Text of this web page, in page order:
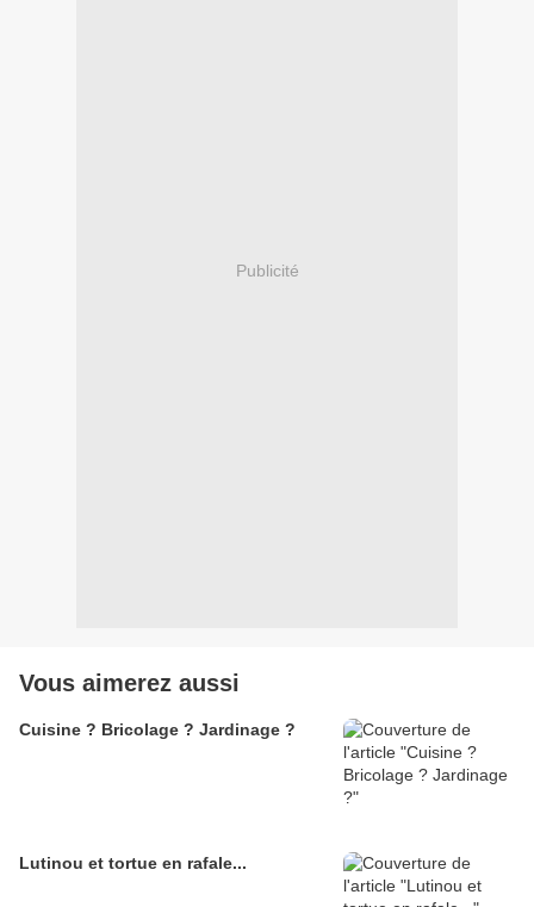
Publicité
Vous aimerez aussi
Cuisine ? Bricolage ? Jardinage ?
Lutinou et tortue en rafale...